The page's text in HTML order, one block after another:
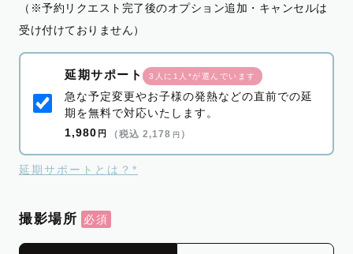
（※予約リクエスト完了後のオプション追加・キャンセルは
受け付けておりません）
延期サポート 3人に1人*が選んでいます
急な予定変更やお子様の発熱などの直前での延
期を無料で対応いたします。
1,980 円 （税込 2,178 円 ）
延期サポートとは？*
撮影場所